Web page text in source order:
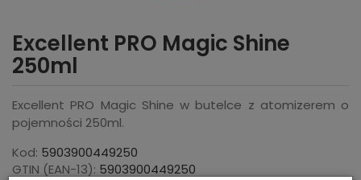
Excellent PRO Magic Shine
250ml
Excellent PRO Magic Shine w butelce z atomizerem o
pojemności 250ml.
Kod: 5903900449250
GTIN (EAN-13): 5903900449250